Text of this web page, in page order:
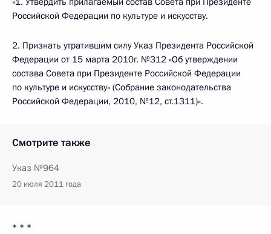
Российской Федерации по культуре и искусству.
2. Признать утратившим силу Указ Президента Российской
Федерации от 15 марта 2010г. №312 «Об утверждении
состава Совета при Президенте Российской Федерации
по культуре и искусству» (Собрание законодательства
Российской Федерации, 2010, №12, ст.1311)».
Смотрите также
Указ №964
20 июля 2011 года
* * *